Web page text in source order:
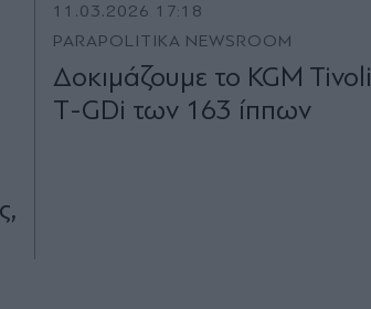
11.03.2026 17:18
PARAPOLITIKA NEWSROOM
Δοκιμάζουμε το KGM Tivoli
Τ-GDi των 163 ίππων